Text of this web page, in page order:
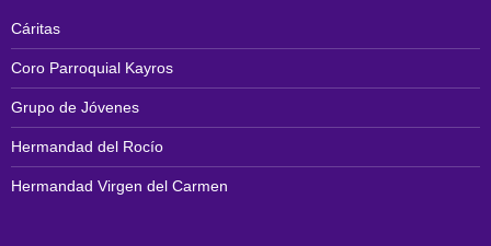
Cáritas
Coro Parroquial Kayros
Grupo de Jóvenes
Hermandad del Rocío
Hermandad Virgen del Carmen